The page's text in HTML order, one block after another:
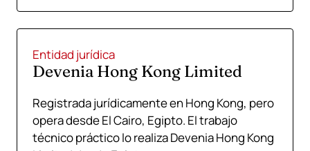
Entidad jurídica
Devenia Hong Kong Limited
Registrada jurídicamente en Hong Kong, pero
opera desde El Cairo, Egipto. El trabajo
técnico práctico lo realiza Devenia Hong Kong